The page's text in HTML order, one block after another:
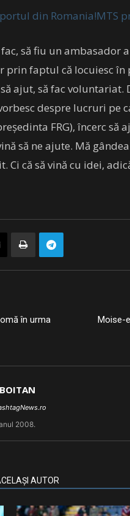
din Romania!MTS
fac, să fiu un
prin faptul că locuiesc în
ajut, să fac voluntariat.
despre lucruri pe
FRG), încerc să
să ne ajute. Mă
Ci că să vină cu idei,
în urma
Moise-
2008.
AUTOR